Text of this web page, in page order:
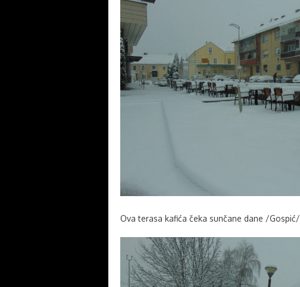
Ova terasa kafića čeka sunčane dane /Gospić/